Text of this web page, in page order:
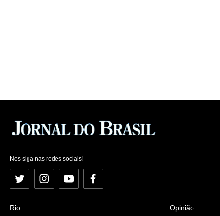
Nos siga nas redes sociais!
Twitter InstagramYouTubeFacebook
Rio
Opinião